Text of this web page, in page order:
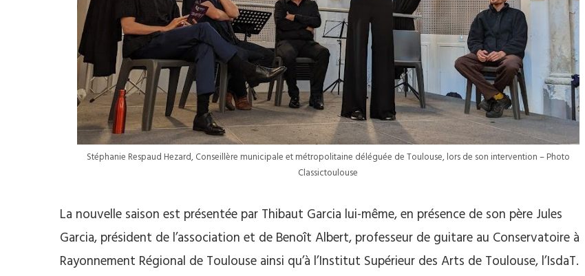
Stéphanie Respaud Hezard, Conseillère municipale et métropolitaine déléguée de Toulouse, lors de son intervention – Photo
Classictoulouse
La nouvelle saison est présentée par Thibaut Garcia lui-même, en présence de son père Jules
Garcia, président de l’association et de Benoît Albert, professeur de guitare au Conservatoire à
Rayonnement Régional de Toulouse ainsi qu’à l’Institut Supérieur des Arts de Toulouse, l’IsdaT.